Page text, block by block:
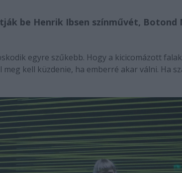
be Henrik Ibsen színművét, Botond
egyre szűkebb. Hogy a kicicomázott
kell küzdenie, ha emberré akar válni. Ha